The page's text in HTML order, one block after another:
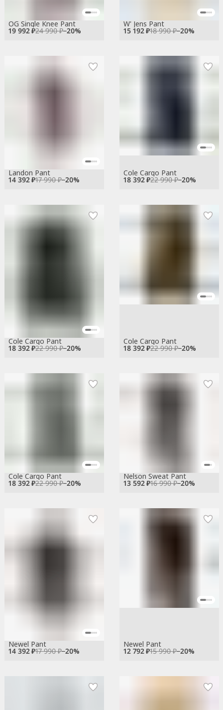
19 992 ₽24 990 ₽−20%
OG Single Knee Pant
15 192 ₽18 990 ₽−20%
W' Jens Pant
14 392 ₽17 990 ₽−20%
Landon Pant
18 392 ₽22 990 ₽−20%
Cole Cargo Pant
18 392 ₽22 990 ₽−20%
Cole Cargo Pant
18 392 ₽22 990 ₽−20%
Cole Cargo Pant
18 392 ₽22 990 ₽−20%
Cole Cargo Pant
13 592 ₽16 990 ₽−20%
Nelson Sweat Pant
14 392 ₽17 990 ₽−20%
Newel Pant
12 792 ₽15 990 ₽−20%
Newel Pant